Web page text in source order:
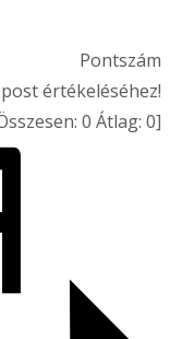
Pontszám
értékeléséhez!
0 Átlag: 0]